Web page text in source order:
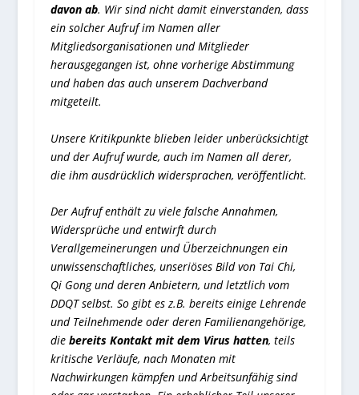
davon ab. Wir sind nicht damit einverstanden, dass
ein solcher Aufruf im Namen aller
Mitgliedsorganisationen und Mitglieder
herausgegangen ist, ohne vorherige Abstimmung
und haben das auch unserem Dachverband
mitgeteilt.
Unsere Kritikpunkte blieben leider unberücksichtigt
und der Aufruf wurde, auch im Namen all derer,
die ihm ausdrücklich widersprachen, veröffentlicht.
Der Aufruf enthält zu viele falsche Annahmen,
Widersprüche und entwirft durch
Verallgemeinerungen und Überzeichnungen ein
unwissenschaftliches, unseriöses Bild von Tai Chi,
Qi Gong und deren Anbietern, und letztlich vom
DDQT selbst. So gibt es z.B. bereits einige Lehrende
und Teilnehmende oder deren Familienangehörige,
die bereits Kontakt mit dem Virus hatten, teils
kritische Verläufe, nach Monaten mit
Nachwirkungen kämpfen und Arbeitsunfähig sind